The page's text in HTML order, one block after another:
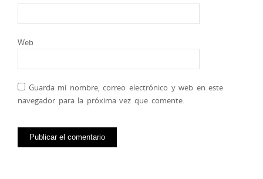
Web
Guarda mi nombre, correo electrónico y web en este
navegador para la próxima vez que comente.